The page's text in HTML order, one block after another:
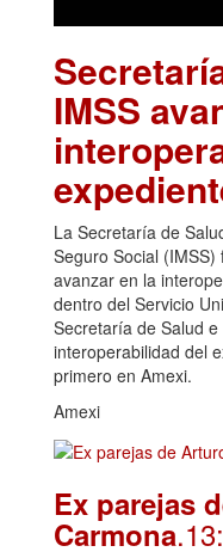
IMSS
La Secretaría de
Seguro Social
avanzar en la
dentro del Servicio
Secretaría de Salud
interoperabilidad del
primero en Amexi.
Amexi
Ex parejas
Carmona